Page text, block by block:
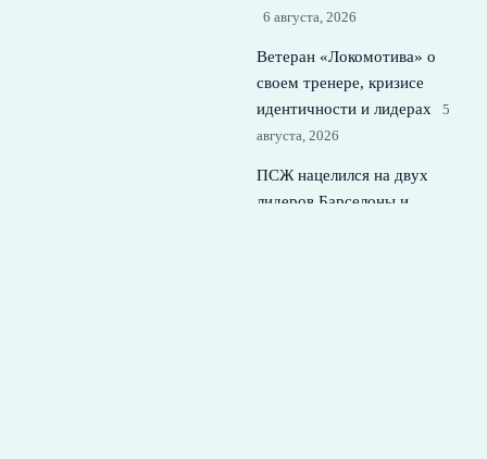
6 августа, 2026
Ветеран «Локомотива» о
своем тренере, кризисе
идентичности и лидерах
5
августа, 2026
ПСЖ нацелился на двух
лидеров Барселоны и